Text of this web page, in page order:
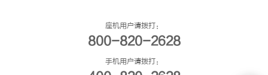
座机用户请拨打：
800-820-2628
手机用户请拨打：